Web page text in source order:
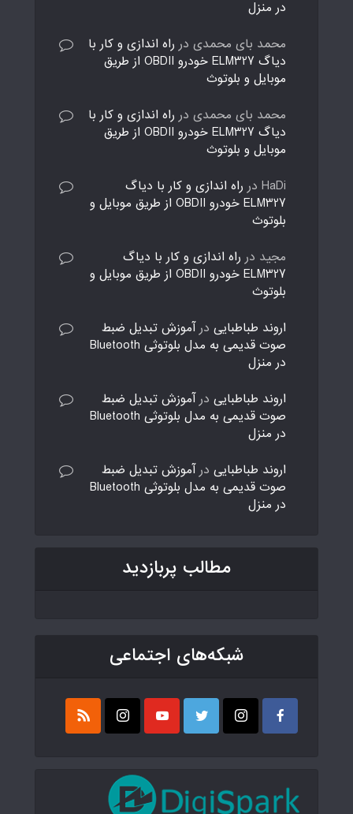
در منزل
محمد بای محمدی در راه اندازی و کار با
دیاگ ELM327 خودرو OBDII از طریق
موبایل و بلوتوث
محمد بای محمدی در راه اندازی و کار با
دیاگ ELM327 خودرو OBDII از طریق
موبایل و بلوتوث
HaDi در راه اندازی و کار با دیاگ
ELM327 خودرو OBDII از طریق موبایل و
بلوتوث
مجید در راه اندازی و کار با دیاگ
ELM327 خودرو OBDII از طریق موبایل و
بلوتوث
اروند طباطبایی درآموزش تبدیل ضبط
صوت قدیمی به مدل بلوتوثی Bluetooth
در منزل
اروند طباطبایی درآموزش تبدیل ضبط
صوت قدیمی به مدل بلوتوثی Bluetooth
در منزل
اروند طباطبایی درآموزش تبدیل ضبط
صوت قدیمی به مدل بلوتوثی Bluetooth
در منزل
مطالب پربازدید
شبکه‌های اجتماعی